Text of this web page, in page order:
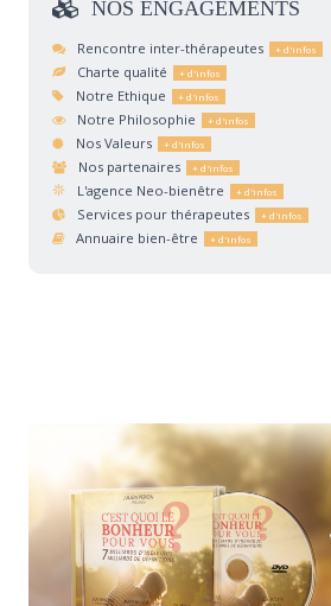
NOS ENGAGEMENTS
Rencontre inter-thérapeutes
Charte qualité
Notre Ethique
Notre Philosophie
Nos Valeurs
Nos partenaires
L'agence Neo-bienêtre
Services pour thérapeutes
Annuaire bien-être